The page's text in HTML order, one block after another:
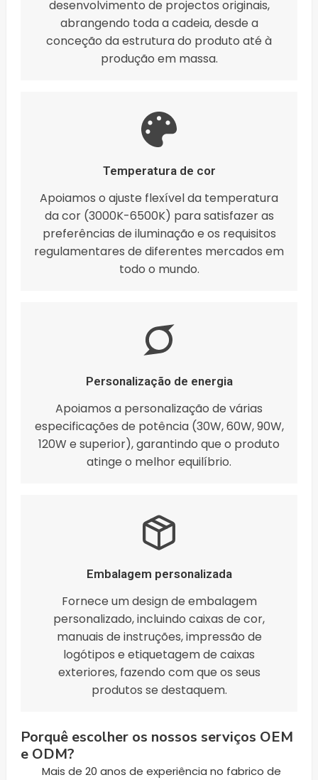
desenvolvimento de projectos originais,
abrangendo toda a cadeia, desde a
conceção da estrutura do produto até à
produção em massa.
Temperatura de cor
Apoiamos o ajuste flexível da temperatura
da cor (3000K-6500K) para satisfazer as
preferências de iluminação e os requisitos
regulamentares de diferentes mercados em
todo o mundo.
Personalização de energia
Apoiamos a personalização de várias
especificações de potência (30W, 60W, 90W,
120W e superior), garantindo que o produto
atinge o melhor equilíbrio.
Embalagem personalizada
Fornece um design de embalagem
personalizado, incluindo caixas de cor,
manuais de instruções, impressão de
logótipos e etiquetagem de caixas
exteriores, fazendo com que os seus
produtos se destaquem.
Porquê escolher os nossos serviços OEM
e ODM?
Mais de 20 anos de experiência no fabrico de